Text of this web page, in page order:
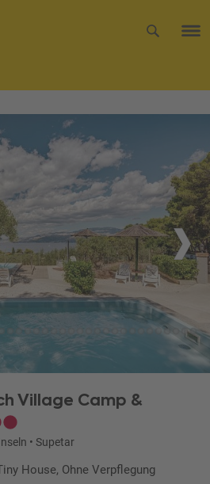
Village Camp &
• Supetar
House, Ohne Verpflegung